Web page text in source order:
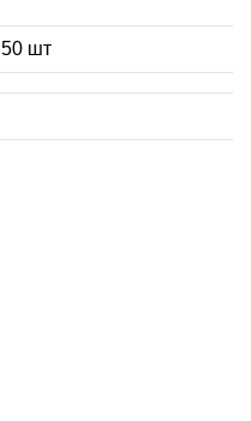
50 шт